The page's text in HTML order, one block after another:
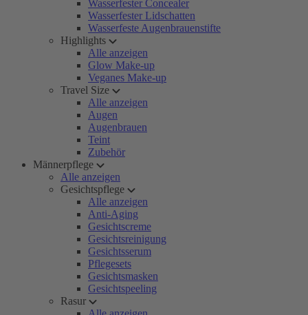
Wasserfester Concealer
Wasserfester Lidschatten
Wasserfeste Augenbrauenstifte
Highlights
Alle anzeigen
Glow Make-up
Veganes Make-up
Travel Size
Alle anzeigen
Augen
Augenbrauen
Teint
Zubehör
Männerpflege
Alle anzeigen
Gesichtspflege
Alle anzeigen
Anti-Aging
Gesichtscreme
Gesichtsreinigung
Gesichtsserum
Pflegesets
Gesichtsmasken
Gesichtspeeling
Rasur